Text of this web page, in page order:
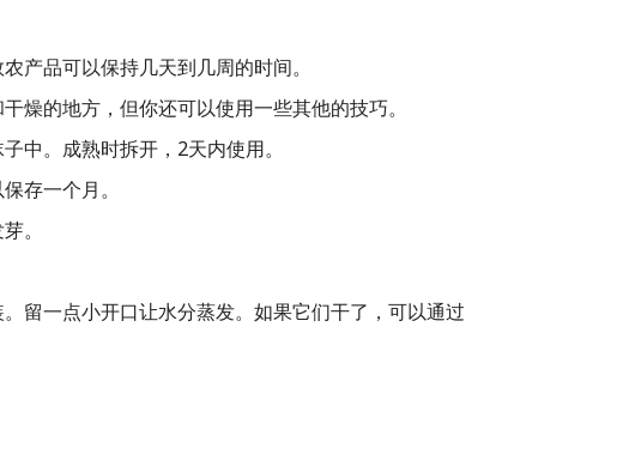
产品可以保持几天到几周的时间。
燥的地方，但你还可以使用一些其他的技巧。
中。成熟时拆开，2天内使用。
存一个月。
。
留一点小开口让水分蒸发。如果它们干了，可以通过